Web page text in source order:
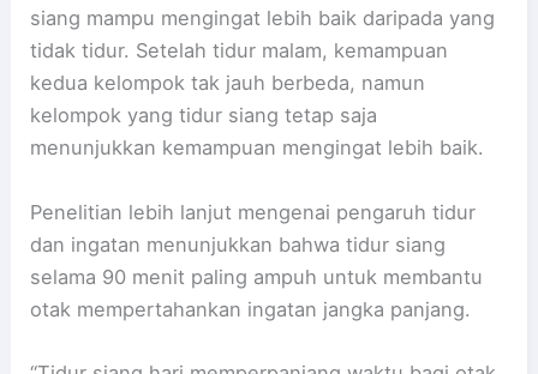
siang mampu mengingat lebih baik daripada yang
tidak tidur. Setelah tidur malam, kemampuan
kedua kelompok tak jauh berbeda, namun
kelompok yang tidur siang tetap saja
menunjukkan kemampuan mengingat lebih baik.
Penelitian lebih lanjut mengenai pengaruh tidur
dan ingatan menunjukkan bahwa tidur siang
selama 90 menit paling ampuh untuk membantu
otak mempertahankan ingatan jangka panjang.